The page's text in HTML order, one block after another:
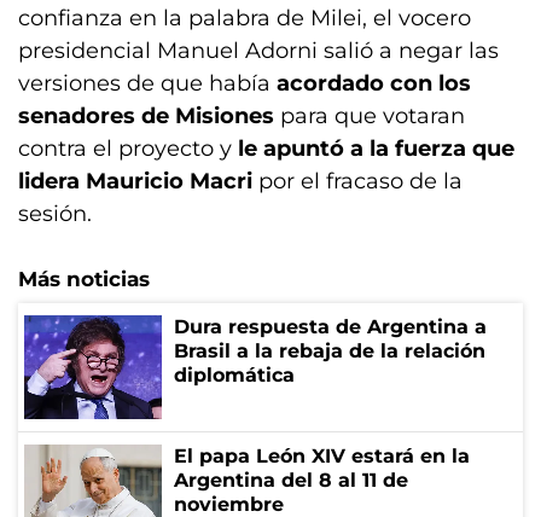
confianza en la palabra de Milei, el vocero
presidencial Manuel Adorni salió a negar las
versiones de que había acordado con los
senadores de Misiones para que votaran
contra el proyecto y le apuntó a la fuerza que
lidera Mauricio Macri por el fracaso de la
sesión.
Más noticias
Dura respuesta de Argentina a
Brasil a la rebaja de la relación
diplomática
El papa León XIV estará en la
Argentina del 8 al 11 de
noviembre